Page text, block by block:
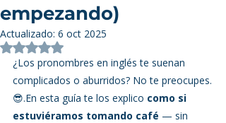
empezando)
Actualizado: 6 oct 2025
Obtuvo NaN de 5 estrellas.
¿Los pronombres en inglés te suenan
complicados o aburridos? No te preocupes.
😎.En esta guía te los explico como si
estuviéramos tomando café — sin